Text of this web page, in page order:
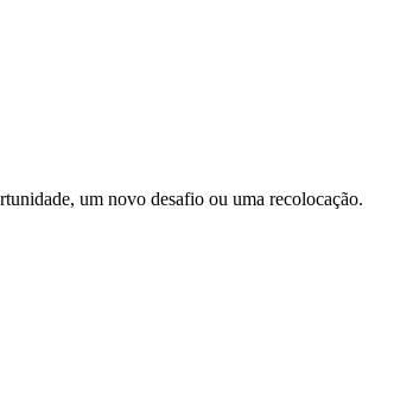
um novo desafio ou uma recolocação.